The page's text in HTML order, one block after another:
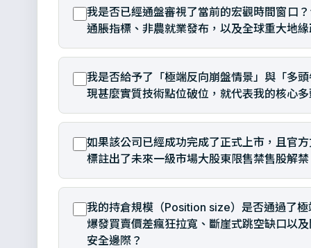
我是否已經通盤審視了當前的宏觀時間窗口
通脹指標、非農就業發布，以及全球重大地
我是否給予了「極端反向崩盤情景」與「多
現甚麼實質技術點位破位，就代表我的核心
如果該公司已經成功完成了正式上市，且官
標註出了未來一級市場大股東限售禁售股解
我的持倉規模（Position size）是否通過了
爆發買賣價差瘋狂拉寬、斷崖式跳空缺口以
安全邊際？